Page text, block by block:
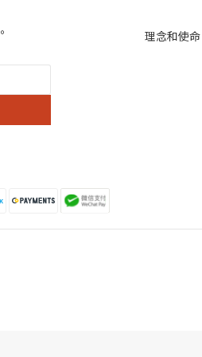
理念和使命